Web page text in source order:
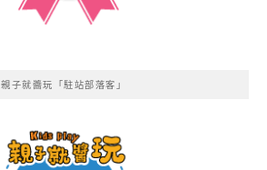
親子就醬玩「駐站部落客」